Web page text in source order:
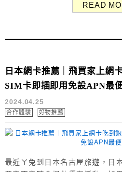
驟，就能把手機照片變成高質感
READ
日本網卡推薦｜飛買家上網
SIM卡即插即用免設APN最
2024.04.25
合作體驗 好物推薦
最近ㄚ兔到日本名古屋旅遊，日